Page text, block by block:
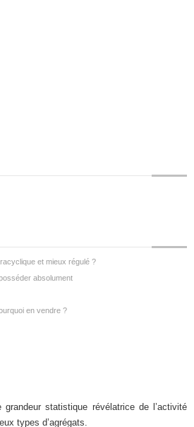
et mieux régulé ?
absolument
en vendre ?
statistique révélatrice de l’activité
types d’agrégats.